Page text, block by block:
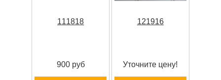
111818
900 руб
121916
Уточните цену!